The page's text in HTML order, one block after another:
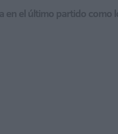
en el último partido como